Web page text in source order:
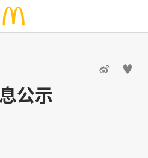
 
公示